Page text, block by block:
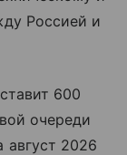
Россией и
600
очереди
2026